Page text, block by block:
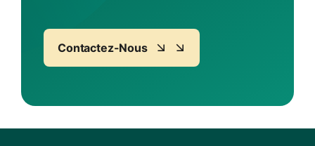
Contactez-Nous